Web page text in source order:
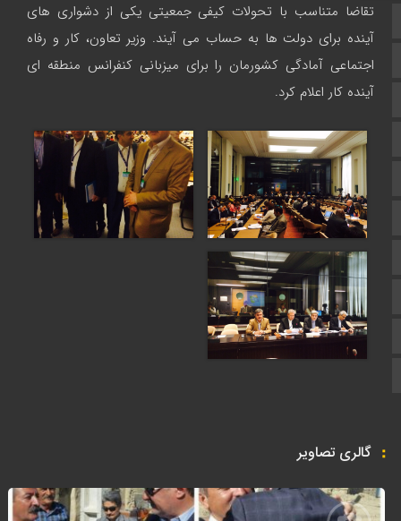
صفحه نخست
تالار گفتمان
اپلیکیشن سایت
سروش
آپارات
اینستاگرام
اطلاعات سایت
زبان انگلیسی
تقاضا متناسب با تحولات کیفی جمعیتی یکی از دشواری های
آینده برای دولت ها به حساب می آیند. وزیر تعاون، کار و رفاه
اجتماعی آمادگی کشورمان را برای میزبانی کنفرانس منطقه ای
آینده کار اعلام کرد.
گالری تصاویر